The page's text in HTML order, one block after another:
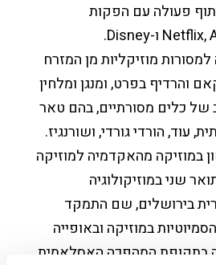
פעולה עם הפקות
מוזיקליות מן המזרח
והרדיף בפרט, ומנגן ומלחין
של כלים מסורתיים, בהם טאר
עוד, הורדי גורדי, ושורנגיז.
במוזיקה מהאקדמיה למוזיקה
שני במוזיקולוגיה
בירושלים, שם התמקד
במוזיקה ובאופייה
בתקופת המהפכה האסלאמית